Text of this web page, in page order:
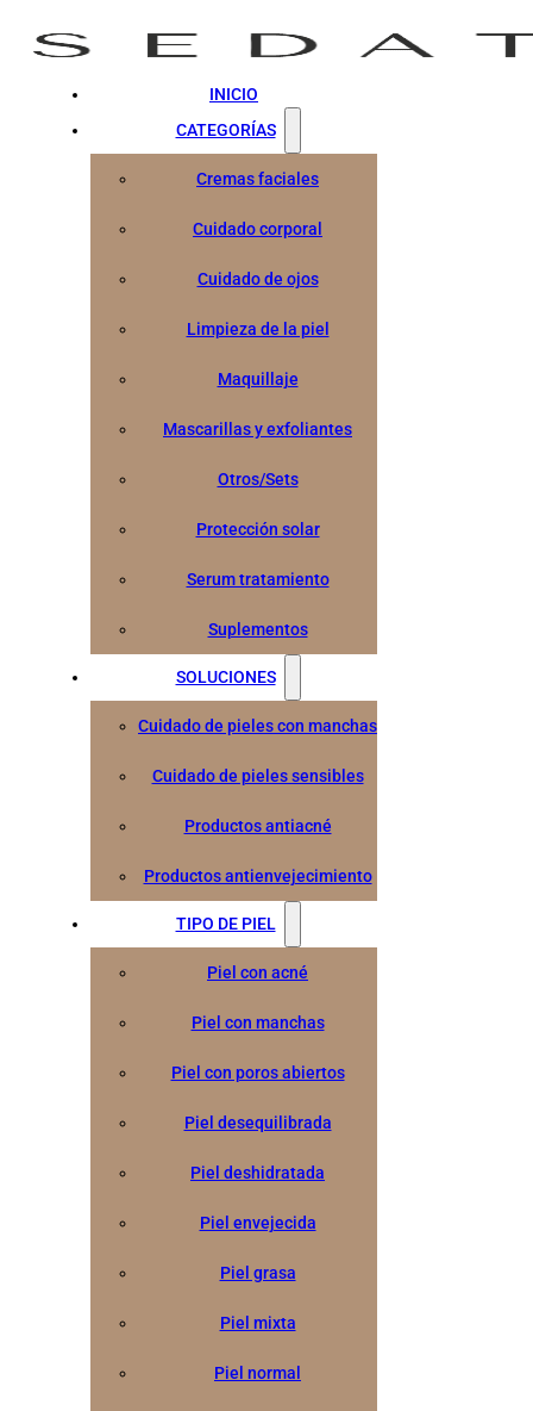
INICIO
CATEGORÍAS
Cremas faciales
Cuidado corporal
Cuidado de ojos
Limpieza de la piel
Maquillaje
Mascarillas y exfoliantes
Otros/Sets
Protección solar
Serum tratamiento
Suplementos
SOLUCIONES
Cuidado de pieles con manchas
Cuidado de pieles sensibles
Productos antiacné
Productos antienvejecimiento
TIPO DE PIEL
Piel con acné
Piel con manchas
Piel con poros abiertos
Piel desequilibrada
Piel deshidratada
Piel envejecida
Piel grasa
Piel mixta
Piel normal